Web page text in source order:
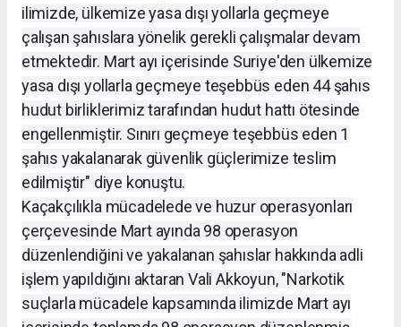
ilimizde, ülkemize yasa dışı yollarla geçmeye
çalışan şahıslara yönelik gerekli çalışmalar devam
etmektedir. Mart ayı içerisinde Suriye'den ülkemize
yasa dışı yollarla geçmeye teşebbüs eden 44 şahıs
hudut birliklerimiz tarafından hudut hattı ötesinde
engellenmiştir. Sınırı geçmeye teşebbüs eden 1
şahıs yakalanarak güvenlik güçlerimize teslim
edilmiştir" diye konuştu.
Kaçakçılıkla mücadelede ve huzur operasyonları
çerçevesinde Mart ayında 98 operasyon
düzenlendiğini ve yakalanan şahıslar hakkında adli
işlem yapıldığını aktaran Vali Akkoyun, "Narkotik
suçlarla mücadele kapsamında ilimizde Mart ayı